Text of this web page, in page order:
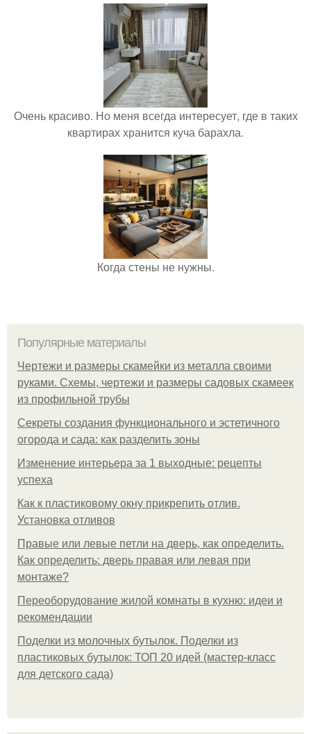
Очень красиво. Но меня всегда интересует, где в таких
квартирах хранится куча барахла.
Когда стены не нужны.
Популярные материалы
Чертежи и размеры скамейки из металла своими
руками. Схемы, чертежи и размеры садовых скамеек
из профильной трубы
Секреты создания функционального и эстетичного
огорода и сада: как разделить зоны
Изменение интерьера за 1 выходные: рецепты
успеха
Как к пластиковому окну прикрепить отлив.
Установка отливов
Правые или левые петли на дверь, как определить.
Как определить: дверь правая или левая при
монтаже?
Переоборудование жилой комнаты в кухню: идеи и
рекомендации
Поделки из молочных бутылок. Поделки из
пластиковых бутылок: ТОП 20 идей (мастер-класс
для детского сада)